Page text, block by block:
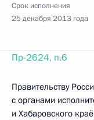
Срок исполнения
25 декабря 2013 года
Пр-2624, п.6
Правительству
с органами
и Хабаровского